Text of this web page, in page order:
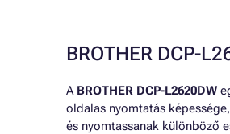
BROTHER DCP-
A BROTHER DCP-L2620DW
oldalas nyomtatás
és nyomtassanak különböző